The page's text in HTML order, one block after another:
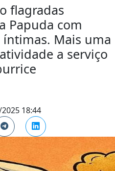
flagradas
Papuda com
Mais uma
a serviço
18:44